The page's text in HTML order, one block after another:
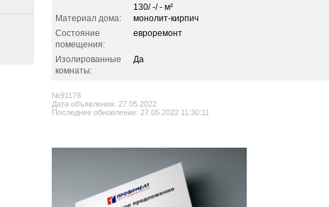
130/ -/ - м²
Материал дома:
монолит-кирпич
Состояние
помещения:
евроремонт
Изолированные
комнаты:
Да
№91178
Дата объявления: 27.05.2022
Последнее обновление: 27.05.2022 11:30:11